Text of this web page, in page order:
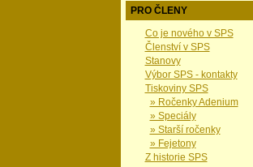
PRO ČLENY
Co je nového v SPS
Členství v SPS
Stanovy
Výbor SPS - kontakty
Tiskoviny SPS
» Ročenky Adenium
» Speciály
» Starší ročenky
» Fejetony
Z historie SPS